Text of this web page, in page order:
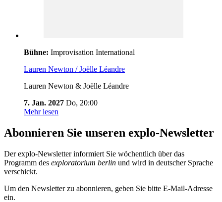
Bühne: Improvisation International
Lauren Newton / Joëlle Léandre
Lauren Newton & Joëlle Léandre
7. Jan. 2027 Do, 20:00
Mehr lesen
Abonnieren Sie unseren explo-Newsletter
Der explo-Newsletter informiert Sie wöchentlich über das
Programm des exploratorium berlin und wird in deutscher Sprache
verschickt.
Um den Newsletter zu abonnieren, geben Sie bitte E-Mail-Adresse
ein.